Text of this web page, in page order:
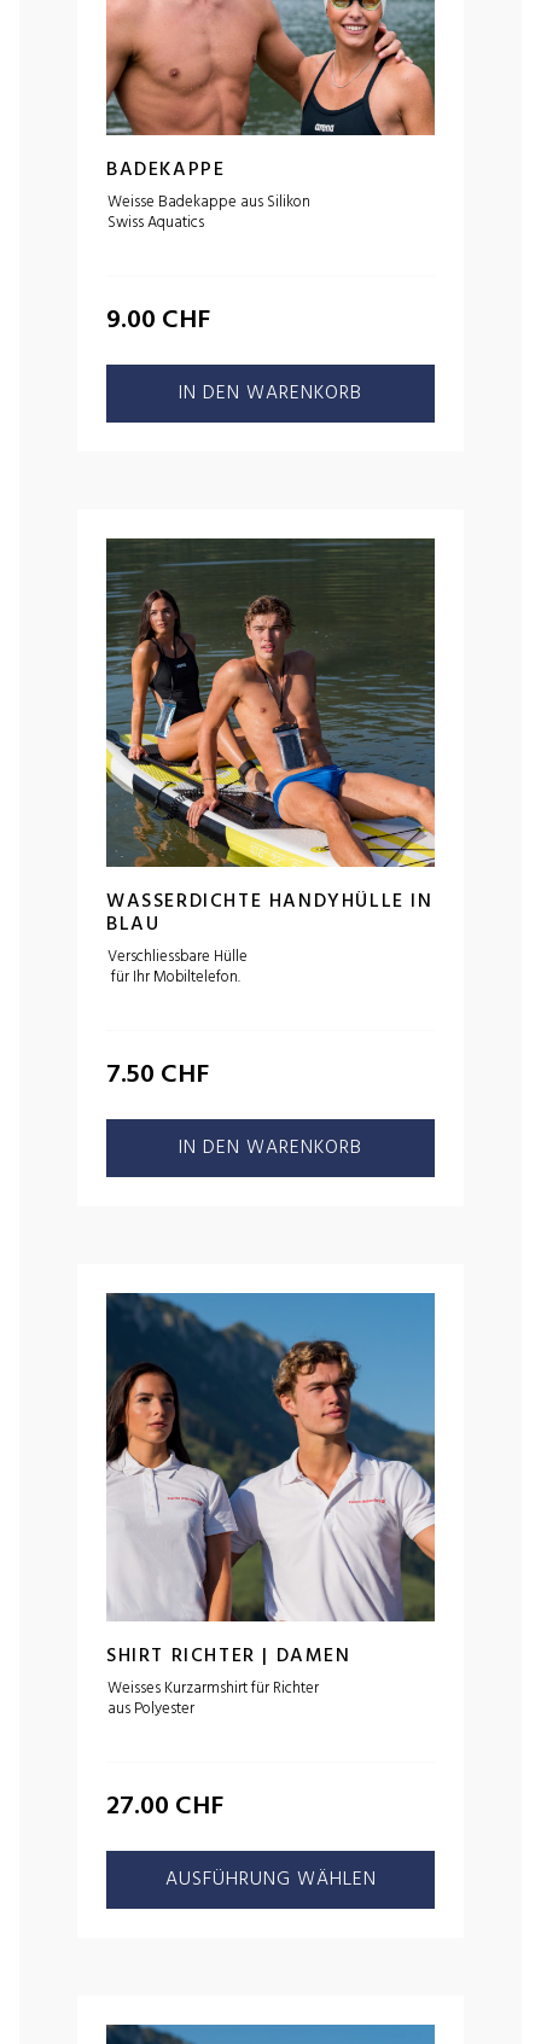
BADEKAPPE
Weisse Badekappe aus Silikon
Swiss Aquatics
9.00 CHF
IN DEN WARENKORB
WASSERDICHTE HANDYHÜLLE IN
BLAU
Verschliessbare Hülle
für Ihr Mobiltelefon.
7.50 CHF
IN DEN WARENKORB
SHIRT RICHTER | DAMEN
Weisses Kurzarmshirt für Richter
aus Polyester
27.00 CHF
AUSFÜHRUNG WÄHLEN